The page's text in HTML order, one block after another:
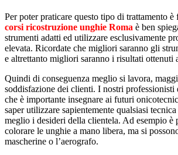
Per poter praticare questo tipo di trattamento è
corsi ricostruzione unghie Roma è ben
strumenti adatti ed utilizzare esclusivamente
elevata. Ricordate che migliori saranno gli
e altrettanto migliori saranno i risultati ottenuti
Quindi di conseguenza meglio si lavora,
soddisfazione dei clienti. I nostri professionisti
che è importante insegnare ai futuri
saper utilizzare sapientemente qualsiasi
meglio i desideri della clientela. Ad esempio è
colorare le unghie a mano libera, ma si
mascherine o l’aerografo.